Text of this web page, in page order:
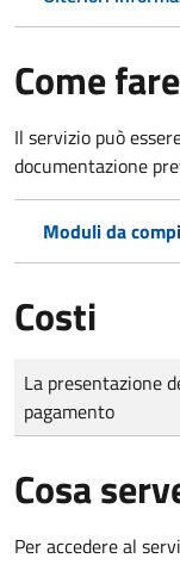
Come fare
Il servizio può
documentazione
Moduli da
Costi
Tipo di pagamento
Importo
La presentazione
pagamento
Cosa
Per accedere al